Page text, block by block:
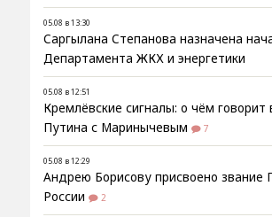
05.08 в 13:30
Саргылана Степанова назначена
Департамента ЖКХ и энергетики
05.08 в 12:51
Кремлёвские сигналы: о чём говорит
Путина с Маринычевым
7
05.08 в 12:29
Андрею Борисову присвоено звание
России
2